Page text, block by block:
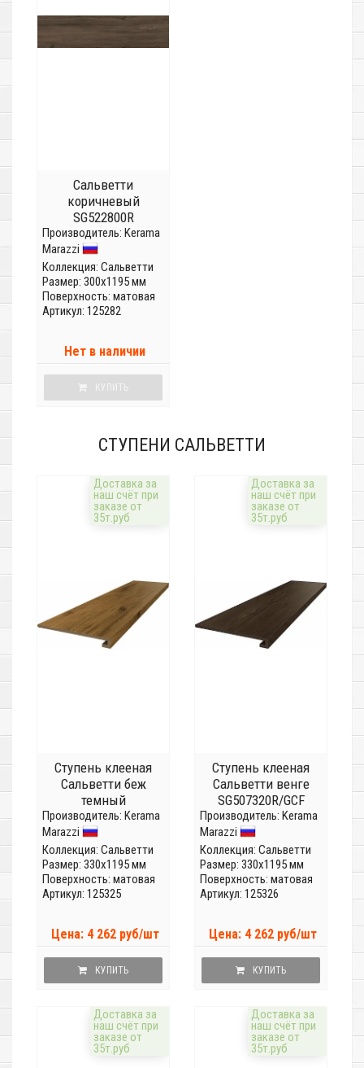
Сальветти
коричневый
SG522800R
Производитель: Kerama
Marazzi
Коллекция: Сальветти
Размер: 300x1195 мм
Поверхность: матовая
Артикул: 125282
Нет в наличии
КУПИТЬ
СТУПЕНИ САЛЬВЕТТИ
Доставка за
наш счёт при
заказе от
35т.руб
Ступень клееная
Сальветти беж
темный
SG506420R/GCF
Производитель: Kerama
Marazzi
Коллекция: Сальветти
Размер: 330x1195 мм
Поверхность: матовая
Артикул: 125325
Цена: 4 262 руб/шт
КУПИТЬ
Доставка за
наш счёт при
заказе от
35т.руб
Ступень клееная
Сальветти венге
SG507320R/GCF
Производитель: Kerama
Marazzi
Коллекция: Сальветти
Размер: 330x1195 мм
Поверхность: матовая
Артикул: 125326
Цена: 4 262 руб/шт
КУПИТЬ
Доставка за
наш счёт при
заказе от
35т.руб
Доставка за
наш счёт при
заказе от
35т.руб